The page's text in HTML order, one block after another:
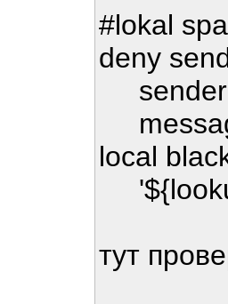
#lokal
deny
sender
local
тут